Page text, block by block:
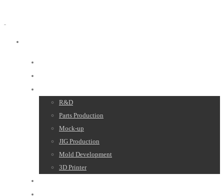
R&D
Parts Production
Mock-up
JIG Production
Mold Development
3D Printer